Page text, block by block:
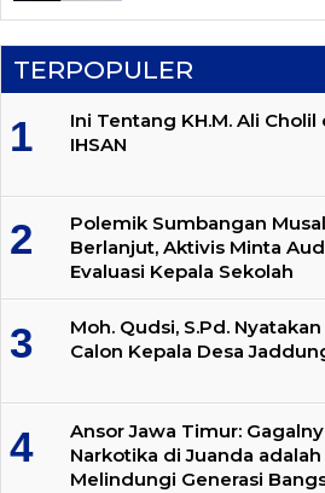
TERPOPULER
Ini Tentang KH.M. Ali
IHSAN
Polemik Sumbangan
Berlanjut, Aktivis Minta
Evaluasi Kepala Sekolah
Moh. Qudsi, S.Pd.
Calon Kepala Desa
Ansor Jawa Timur:
Narkotika di Juanda
Melindungi Generasi